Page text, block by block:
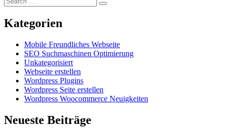
Kategorien
Mobile Freundliches Webseite
SEO Suchmaschinen Optimierung
Unkategorisiert
Webseite erstellen
Wordpress Plugins
Wordpress Seite erstellen
Wordpress Woocommerce Neuigkeiten
Neueste Beiträge